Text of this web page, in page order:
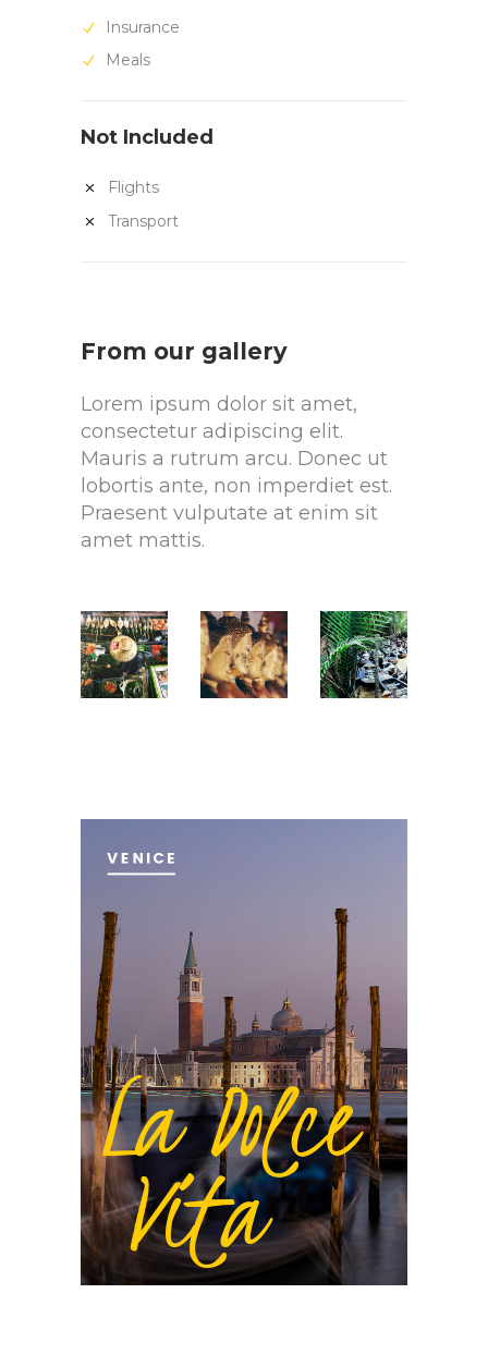
Insurance
Meals
Not Included
Flights
Transport
From our gallery
Lorem ipsum dolor sit amet,
consectetur adipiscing elit.
Mauris a rutrum arcu. Donec ut
lobortis ante, non imperdiet est.
Praesent vulputate at enim sit
amet mattis.